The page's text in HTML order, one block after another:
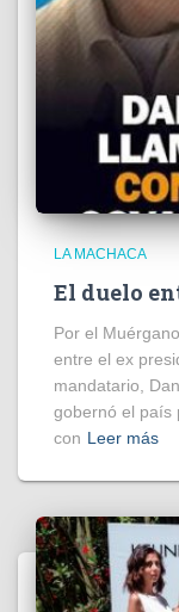
LA MACHACA
El duelo
Por el
entre el ex
mandatario,
gobernó el país
con Leer más